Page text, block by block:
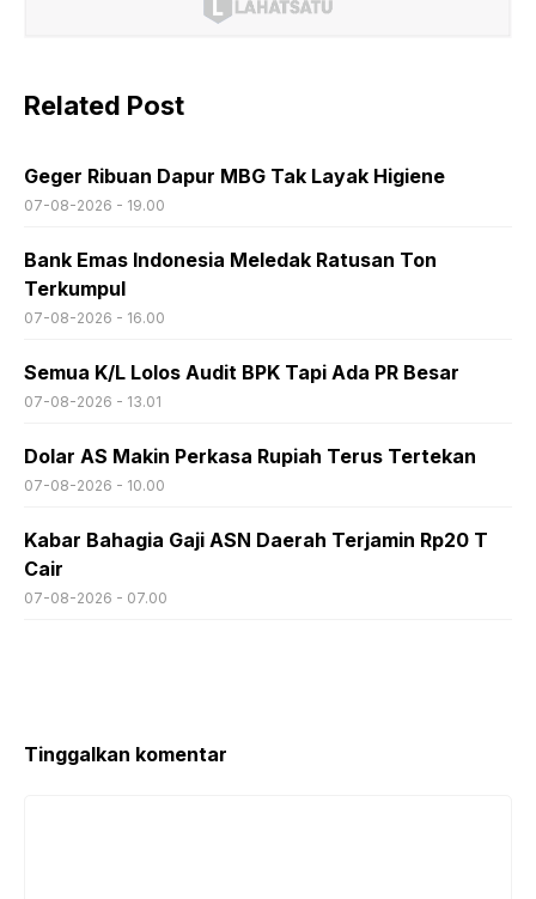
Related Post
Geger Ribuan Dapur MBG Tak Layak Higiene
07-08-2026 - 19.00
Bank Emas Indonesia Meledak Ratusan Ton
Terkumpul
07-08-2026 - 16.00
Semua K/L Lolos Audit BPK Tapi Ada PR Besar
07-08-2026 - 13.01
Dolar AS Makin Perkasa Rupiah Terus Tertekan
07-08-2026 - 10.00
Kabar Bahagia Gaji ASN Daerah Terjamin Rp20 T
Cair
07-08-2026 - 07.00
Tinggalkan komentar